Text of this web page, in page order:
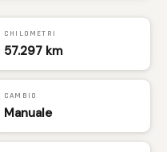
CHILOMETRI
57.297 km
CAMBIO
Manuale